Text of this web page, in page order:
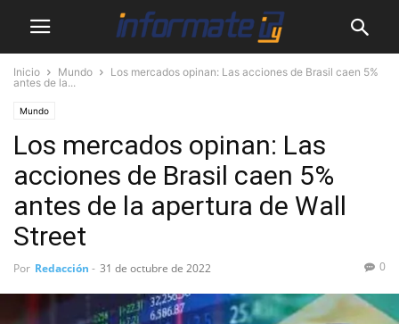
Inicio Mundo
Los mercados opinan: Las acciones de Brasil caen 5%
antes de la...
Mundo
Los mercados opinan: Las
acciones de Brasil caen 5%
antes de la apertura de Wall
Street
Por Redacción - 31 de octubre de 2022 0